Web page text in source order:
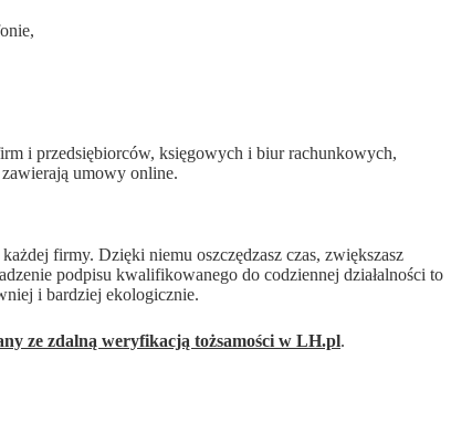
i przedsiębiorców, księgowych i biur rachunkowych,
umowy online.
firmy. Dzięki niemu oszczędzasz czas, zwiększasz
podpisu kwalifikowanego do codziennej działalności to
i bardziej ekologicznie.
ze zdalną weryfikacją tożsamości w LH.pl.